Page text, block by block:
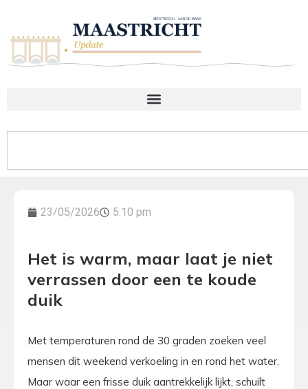
23/05/2026 5:10 pm
Het is warm, maar laat je niet
verrassen door een te koude
duik
Met temperaturen rond de 30 graden zoeken veel
mensen dit weekend verkoeling in en rond het water.
Maar waar een frisse duik aantrekkelijk lijkt, schuilt